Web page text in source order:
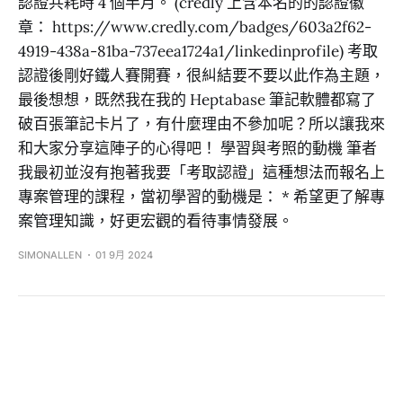
章： https://www.credly.com/badges/603a2f62-
4919-438a-81ba-737eea1724a1/linkedinprofile) 考取
認證後剛好鐵人賽開賽，很糾結要不要以此作為主題，
最後想想，既然我在我的 Heptabase 筆記軟體都寫了
破百張筆記卡片了，有什麼理由不參加呢？所以讓我來
和大家分享這陣子的心得吧！ 學習與考照的動機 筆者
我最初並沒有抱著我要「考取認證」這種想法而報名上
專案管理的課程，當初學習的動機是： * 希望更了解專
案管理知識，好更宏觀的看待事情發展。
SIMONALLEN 01 9月 2024